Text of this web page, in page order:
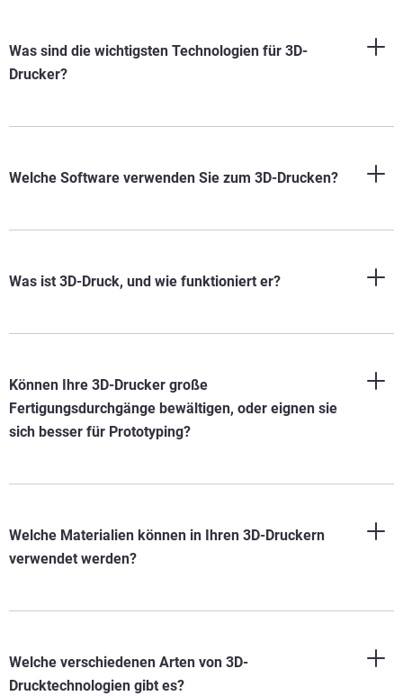
Was sind die wichtigsten Technologien für 3D-
Drucker?
Welche Software verwenden Sie zum 3D-Drucken?
Was ist 3D-Druck, und wie funktioniert er?
Können Ihre 3D-Drucker große
Fertigungsdurchgänge bewältigen, oder eignen sie
sich besser für Prototyping?
Welche Materialien können in Ihren 3D-Druckern
verwendet werden?
Welche verschiedenen Arten von 3D-
Drucktechnologien gibt es?